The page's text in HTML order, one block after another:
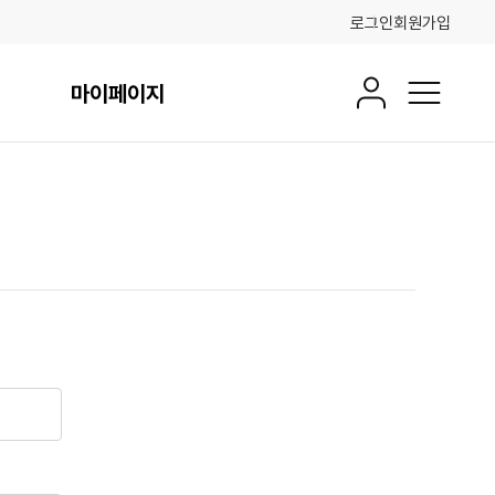
로그인회원가입
마이페이지 회원정보전체메뉴